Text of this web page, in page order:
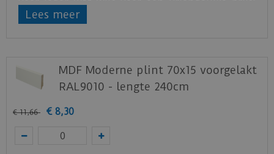
Bekijk de collectie!
Staal aanvragen
Benieuwd hoe deze nieuwe vloer eruit ziet bij je
een staal op van deze vloer bij Otium at
Lees meer
MDF Moderne plint 70x15 voorgelakt
RAL9010 - lengte 240cm
€ 11,66 € 8,30